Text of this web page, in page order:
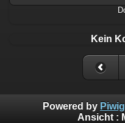
Kein
Powered by
Ansicht :